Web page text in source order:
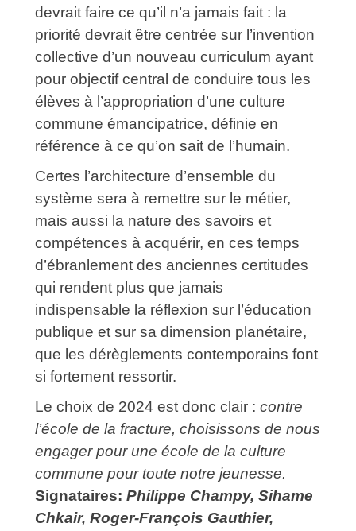
devrait faire ce qu’il n’a jamais fait : la
priorité devrait être centrée sur l’invention
collective d’un nouveau curriculum ayant
pour objectif central de conduire tous les
élèves à l’appropriation d’une culture
commune émancipatrice, définie en
référence à ce qu’on sait de l’humain.
Certes l’architecture d’ensemble du
système sera à remettre sur le métier,
mais aussi la nature des savoirs et
compétences à acquérir, en ces temps
d’ébranlement des anciennes certitudes
qui rendent plus que jamais
indispensable la réflexion sur l’éducation
publique et sur sa dimension planétaire,
que les dérèglements contemporains font
si fortement ressortir.
Le choix de 2024 est donc clair : contre
l’école de la fracture, choisissons de nous
engager pour une école de la culture
commune pour toute notre jeunesse.
Signataires: Philippe Champy, Sihame
Chkair, Roger-François Gauthier,